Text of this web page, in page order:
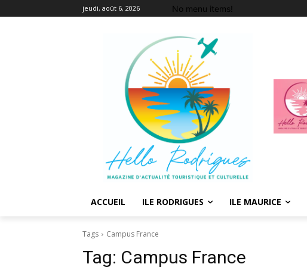
jeudi, août 6, 2026 No menu items!
ACCUEIL ILE RODRIGUES ILE MAURICE
Tags Campus France
Tag: Campus France